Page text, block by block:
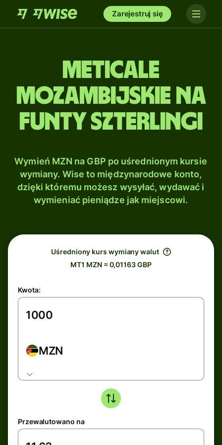
Zarejestruj się
Meticale
mozambijskie na
Funty szterlingi
Wymień MZN na GBP po uśrednionym kursie
wymiany. Wise to międzynarodowe konto,
dzięki któremu możesz wysyłać, wydawać i
wymieniać pieniądze jak miejscowi.
Uśredniony kurs wymiany walut
MT1 MZN = 0,01163 GBP
Kwota:
MZN
Przewalutowano na